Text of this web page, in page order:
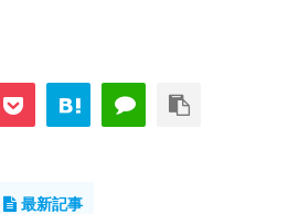
最新記事